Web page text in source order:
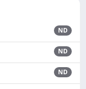
ND
ND
ND